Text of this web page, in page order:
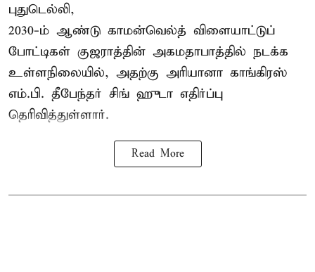
புதுடெல்லி,
2030-ம் ஆண்டு காமன்வெல்த் விளையாட்டுப்
போட்டிகள் குஜராத்தின் அகமதாபாத்தில் நடக்க
உள்ளநிலையில், அதற்கு அரியானா காங்கிரஸ்
எம்.பி. தீபேந்தர் சிங் ஹுடா எதிர்ப்பு
தெரிவித்துள்ளார்.
Read More